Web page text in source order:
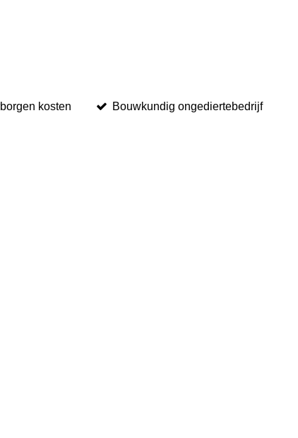
kosten
Bouwkundig ongediertebedrijf